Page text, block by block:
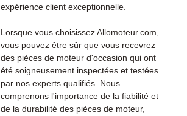
expérience client exceptionnelle.
Lorsque vous choisissez Allomoteur.com,
vous pouvez être sûr que vous recevrez
des pièces de moteur d'occasion qui ont
été soigneusement inspectées et testées
par nos experts qualifiés. Nous
comprenons l'importance de la fiabilité et
de la durabilité des pièces de moteur,